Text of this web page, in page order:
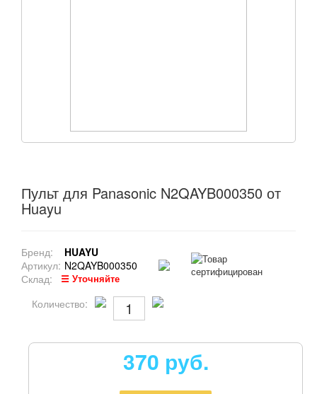
Пульт для Panasonic N2QAYB000350 от
Huayu
Бренд:
HUAYU
Артикул: N2QAYB000350
Склад:
☰ Уточняйте
Количество:
370 руб.